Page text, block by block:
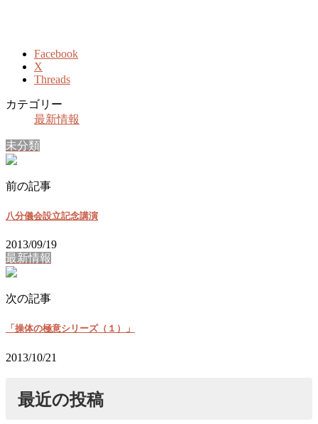
Facebook
X
Threads
カテゴリー
最新情報
未分類
前の記事
八分儀会設立記念講演
2013/09/19
最新情報
次の記事
「操体の極意シリーズ（１）」
2013/10/21
最近の投稿